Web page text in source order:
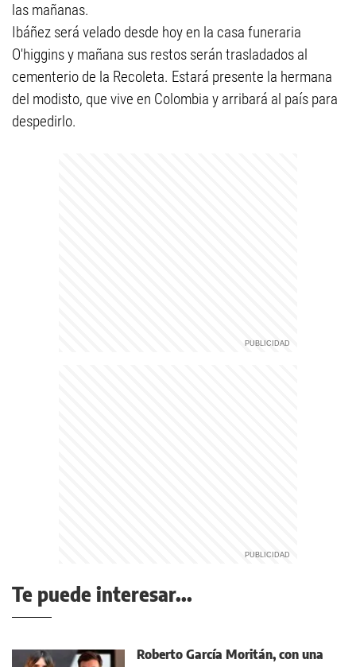
las mañanas.
Ibáñez será velado desde hoy en la casa funeraria
O'higgins y mañana sus restos serán trasladados al
cementerio de la Recoleta. Estará presente la hermana
del modisto, que vive en Colombia y arribará al país para
despedirlo.
Te puede interesar...
Roberto García Moritán, con una